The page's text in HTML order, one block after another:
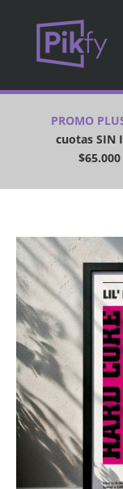
PROMO
cuotas SIN
$65.000